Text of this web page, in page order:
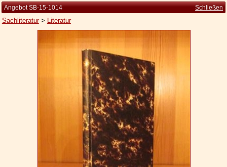
Angebot SB-15-1014 Schließen
Sachliteratur> Literatur